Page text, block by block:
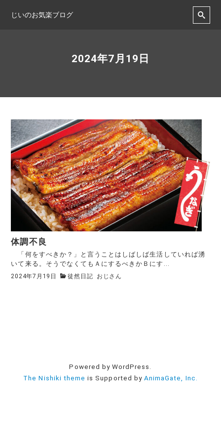
じいのお気楽ブログ
2024年7月19日
体調不良
「何をすべきか？」と言うことはしばしば生活していれば湧
いて来る。そうでなくてもＡにするべきかＢにす...
2024年7月19日 徒然日記 おじさん
Powered by WordPress.
The Nishiki theme is Supported by AnimaGate, Inc.